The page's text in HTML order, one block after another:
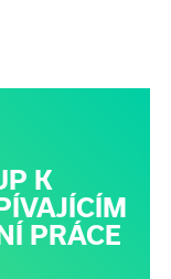
K
PRÁCE